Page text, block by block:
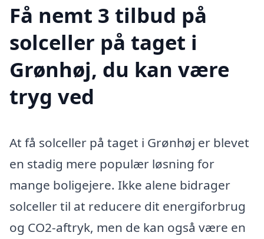
Få nemt 3 tilbud på
solceller på taget i
Grønhøj, du kan være
tryg ved
At få solceller på taget i Grønhøj er blevet
en stadig mere populær løsning for
mange boligejere. Ikke alene bidrager
solceller til at reducere dit energiforbrug
og CO2-aftryk, men de kan også være en